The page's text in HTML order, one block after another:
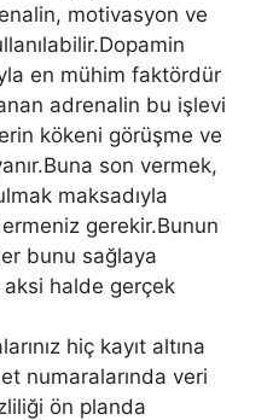
motivasyon ve
en mühim faktördür
adrenalin bu işlevi
kökeni görüşme ve
son vermek,
maksadıyla
gerekir.Bunun
bunu sağlaya
aksi halde gerçek
hiç kayıt altına
numaralarında veri
ön planda